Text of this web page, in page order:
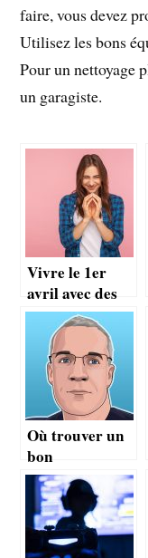
faire, vous devez
Utilisez les bons
Pour un nettoyage
un garagiste.
Vivre le 1er
avril avec des
humours
fascinants en
ligne
Où trouver un
bon
photographe de
portrait pour
ses profils?